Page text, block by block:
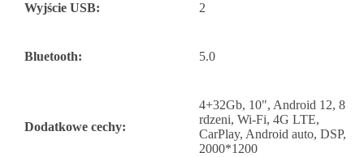
Wyjście USB: 2
Bluetooth: 5.0
Dodatkowe cechy:
4+32Gb, 10", Android 12, 8
rdzeni, Wi-Fi, 4G LTE,
CarPlay, Android auto, DSP,
2000*1200